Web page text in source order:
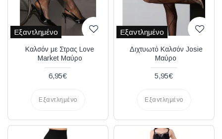
Εξαντλημένο
Καλσόν με Στρας Love
Market Μαύρο
6,95€
Εξαντλημένο
Εξαντλημένο
Διχτυωτό Καλσόν Josie
Μαύρο
5,95€
Εξαντλημένο